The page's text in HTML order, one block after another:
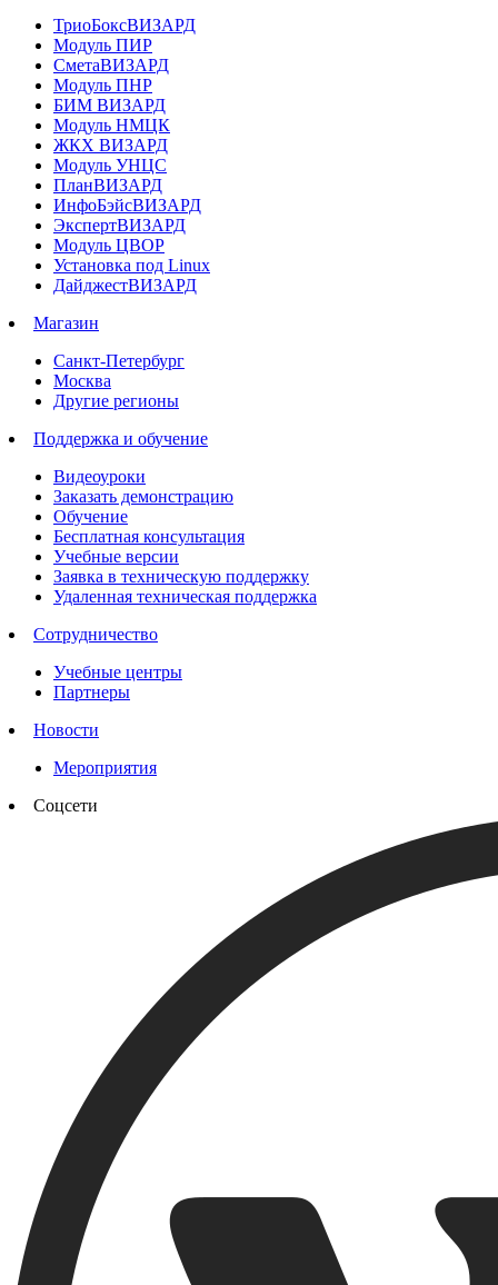
ТриоБоксВИЗАРД
Модуль ПИР
СметаВИЗАРД
Модуль ПНР
БИМ ВИЗАРД
Модуль НМЦК
ЖКХ ВИЗАРД
Модуль УНЦС
ПланВИЗАРД
ИнфоБэйсВИЗАРД
ЭкспертВИЗАРД
Модуль ЦВОР
Установка под Linux
ДайджестВИЗАРД
Магазин
Санкт-Петербург
Москва
Другие регионы
Поддержка и обучение
Видеоуроки
Заказать демонстрацию
Обучение
Бесплатная консультация
Учебные версии
Заявка в техническую поддержку
Удаленная техническая поддержка
Сотрудничество
Учебные центры
Партнеры
Новости
Мероприятия
Соцсети